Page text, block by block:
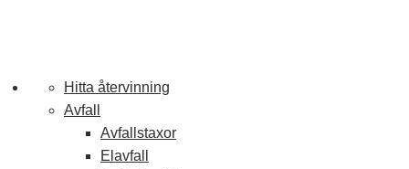
Hitta återvinning
Avfall
Avfallstaxor
Elavfall